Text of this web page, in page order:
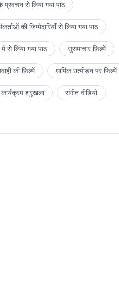
से लिया गया पाठ
की जिम्मेदारियाँ से लिया गया पाठ
लिया गया पाठ सुसमाचार फ़िल्में
की फ़िल्में धार्मिक उत्पीड़न पर फिल्में
श्रृंखला संगीत वीडियो